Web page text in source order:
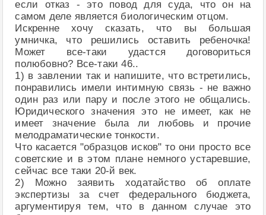
если отказ - это повод для суда, что он на
самом деле является биологическим отцом.
Искренне хочу сказать, что вы большая
умничка, что решились оставить ребеночка!
Может все-таки удастся договориться
полюбовно? Все-таки 46..
1) в завлении так и напишите, что встретились,
понравились имели интимную связь - не важно
один раз или пару и после этого не общались.
Юридического значения это не имеет, как не
имеет значение была ли любовь и прочие
мелодраматические тонкости.
Что касается "образцов исков" то они просто все
советские и в этом плане немного устаревшие,
сейчас все таки 20-й век.
2) Можно заявить ходатайство об оплате
экспертизы за счет федерального бюджета,
аргументируя тем, что в данном случае это